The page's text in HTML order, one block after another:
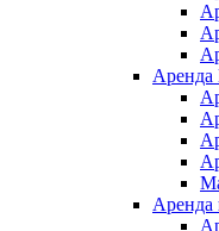
Аренда
Аренда